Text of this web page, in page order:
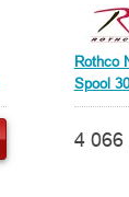
Rothco
Spool
4 066